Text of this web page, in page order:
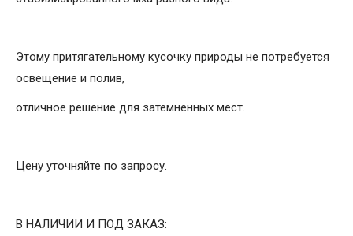
Этому притягательному кусочку природы не потребуется
освещение и полив,
отличное решение для затемненных мест.
Цену уточняйте по запросу.
В НАЛИЧИИ И ПОД ЗАКАЗ: